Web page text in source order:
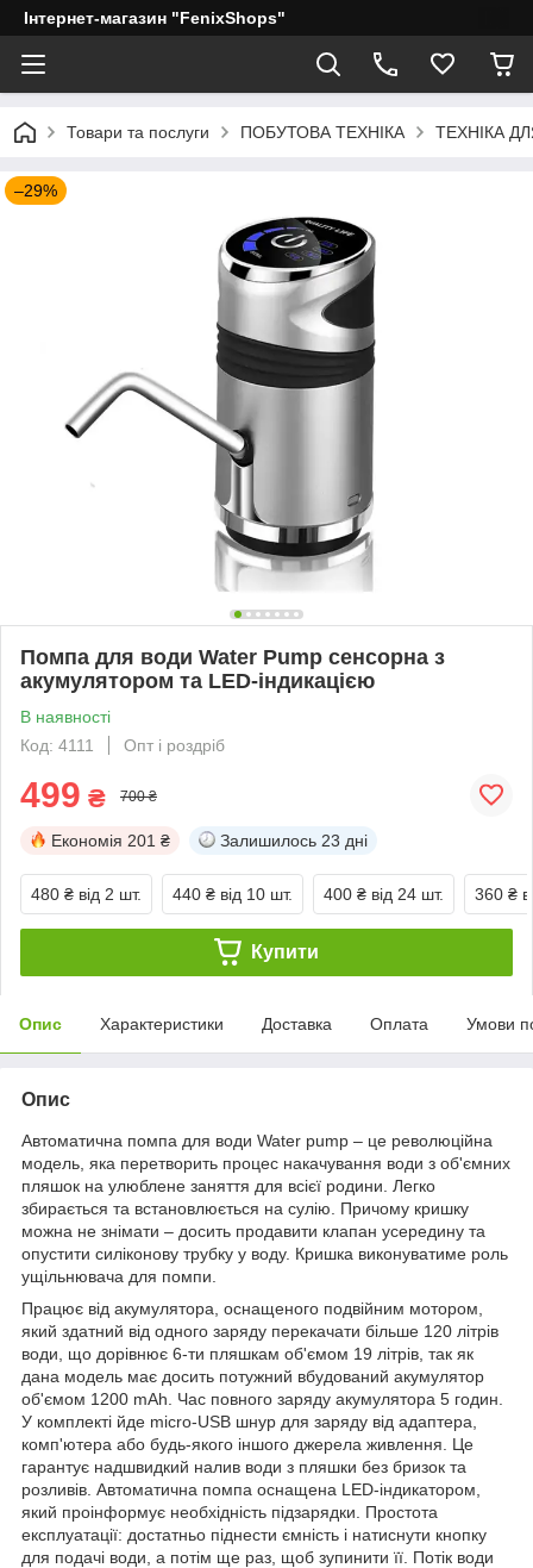
Інтернет-магазин "FenixShops"
Товари та послуги ПОБУТОВА ТЕХНІКА ТЕХНІКА
–29%
Помпа для води Water Pump сенсорна з
акумулятором та LED-індикацією
В наявності
Код: 4111
Опт і роздріб
499 ₴ 700 ₴
Економія 201 ₴ Залишилось 23 дні
480 ₴ від 2 шт. 440 ₴ від 10 шт. 400 ₴ від 24 шт. 360 ₴
Купити
Опис Характеристики Доставка Оплата Умови
Опис
Автоматична помпа для води Water pump – це революційна
модель, яка перетворить процес накачування води з об'ємних
пляшок на улюблене заняття для всієї родини. Легко
збирається та встановлюється на сулію. Причому кришку
можна не знімати – досить продавити клапан усередину та
опустити силіконову трубку у воду. Кришка виконуватиме роль
ущільнювача для помпи.
Працює від акумулятора, оснащеного подвійним мотором,
який здатний від одного заряду перекачати більше 120 літрів
води, що дорівнює 6-ти пляшкам об'ємом 19 літрів, так як
дана модель має досить потужний вбудований акумулятор
об'ємом 1200 mAh. Час повного заряду акумулятора 5 годин.
У комплекті йде micro-USB шнур для заряду від адаптера,
комп'ютера або будь-якого іншого джерела живлення. Це
гарантує надшвидкий налив води з пляшки без бризок та
розливів. Автоматична помпа оснащена LED-індикатором,
який проінформує необхідність підзарядки. Простота
експлуатації: достатньо піднести ємність і натиснути кнопку
для подачі води, а потім ще раз, щоб зупинити її. Потік води